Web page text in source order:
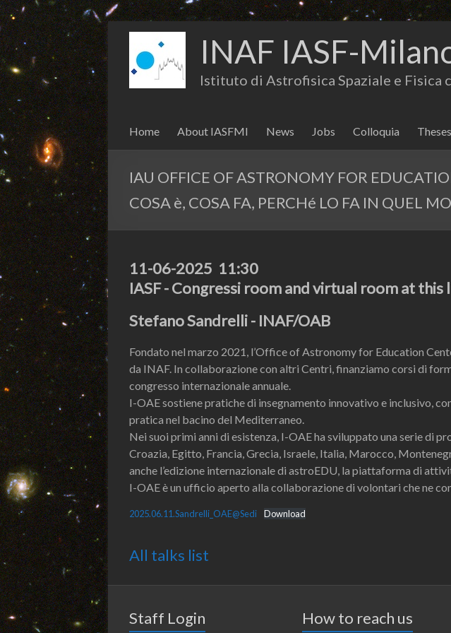
INAF IASF-
Istituto di Astrofisica Spaziale e Fisica
Home About IASFMI News Jobs Colloquia Theses
IAU OFFICE OF ASTRONOMY FOR
COSA è, COSA FA, PERCHé LO FA IN QUEL
11-06-2025 11:30
IASF - Congressi room and virtual room at
Stefano Sandrelli - INAF/OAB
Fondato nel marzo 2021, l’Office of Astronomy for Education
da INAF. In collaborazione con altri Centri, finanziamo corsi di
congresso internazionale annuale.
I-OAE sostiene pratiche di insegnamento innovativo e inclusivo,
pratica nel bacino del Mediterraneo.
Nei suoi primi anni di esistenza, I-OAE ha sviluppato una serie di
Croazia, Egitto, Francia, Grecia, Israele, Italia, Marocco,
anche l’edizione internazionale di astroEDU, la piattaforma di
I-OAE è un ufficio aperto alla collaborazione di volontari che ne
2025.06.11.Sandrelli_OAE@Sedi Download
All talks list
Staff Login How to reach us